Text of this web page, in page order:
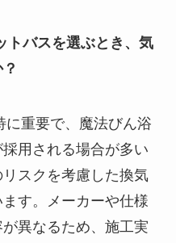
トバスを選ぶとき、気
重要で、魔法びん浴
用される場合が多い
スクを考慮した換気
す。メーカーや仕様
異なるため、施工実